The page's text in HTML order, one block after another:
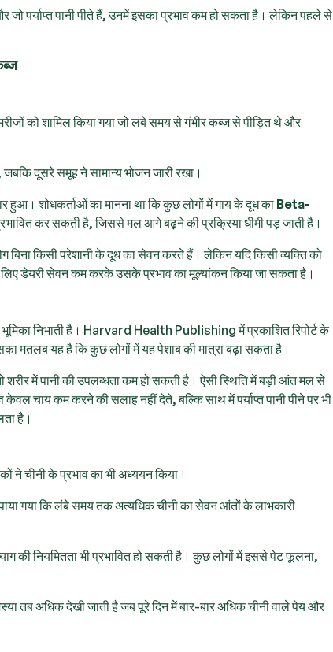
जो पर्याप्त पानी पीते हैं, उनमें इसका प्रभाव कम हो सकता है। लेकिन पहले से
को शामिल किया गया जो लंबे समय से गंभीर कब्ज से पीड़ित थे और
दूसरे समूह ने सामान्य भोजन जारी रखा।
हुआ। शोधकर्ताओं का मानना था कि कुछ लोगों में गाय के दूध का Beta-
कर सकती है, जिससे मल आगे बढ़ने की प्रक्रिया धीमी पड़ जाती है।
बिना किसी परेशानी के दूध का सेवन करते हैं। लेकिन यदि किसी व्यक्ति को
डेयरी सेवन कम करके उसके प्रभाव का मूल्यांकन किया जा सकता है।
भूमिका निभाती है। Harvard Health Publishing में प्रकाशित रिपोर्ट के
मतलब यह है कि कुछ लोगों में यह पेशाब की मात्रा बढ़ा सकता है।
शरीर में पानी की उपलब्धता कम हो सकती है। ऐसी स्थिति में बड़ी आंत मल से
चाय कम करने की सलाह नहीं देते, बल्कि साथ में पर्याप्त पानी पीने पर भी
है।
ने चीनी के प्रभाव का भी अध्ययन किया।
गया कि लंबे समय तक अत्यधिक चीनी का सेवन आंतों के लाभकारी
की नियमितता भी प्रभावित हो सकती है। कुछ लोगों में इससे पेट फूलना,
तब अधिक देखी जाती है जब पूरे दिन में बार-बार अधिक चीनी वाले पेय और